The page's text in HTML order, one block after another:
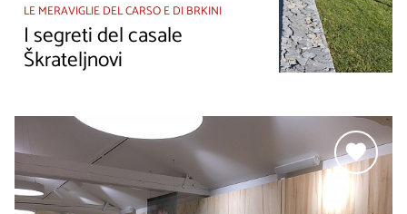
LE MERAVIGLIE DEL CARSO E DI BRKINI
I segreti del casale
Škrateljnovi